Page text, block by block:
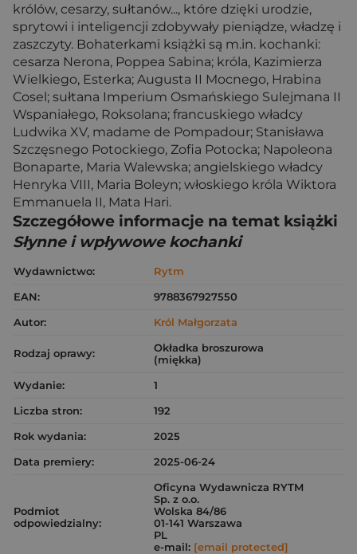
królów, cesarzy, sułtanów..., które dzięki urodzie,
sprytowi i inteligencji zdobywały pieniądze, władzę i
zaszczyty. Bohaterkami książki są m.in. kochanki:
cesarza Nerona, Poppea Sabina; króla, Kazimierza
Wielkiego, Esterka; Augusta II Mocnego, Hrabina
Cosel; sułtana Imperium Osmańskiego Sulejmana II
Wspaniałego, Roksolana; francuskiego władcy
Ludwika XV, madame de Pompadour; Stanisława
Szczęsnego Potockiego, Zofia Potocka; Napoleona
Bonaparte, Maria Walewska; angielskiego władcy
Henryka VIII, Maria Boleyn; włoskiego króla Wiktora
Emmanuela II, Mata Hari.
Szczegółowe informacje na temat książki
Słynne i wpływowe kochanki
Wydawnictwo:
Rytm
EAN:
9788367927550
Autor:
Król Małgorzata
Rodzaj oprawy:
Okładka broszurowa
(miękka)
Wydanie:
1
Liczba stron:
192
Rok wydania:
2025
Data premiery:
2025-06-24
Podmiot
odpowiedzialny:
Oficyna Wydawnicza RYTM
Sp. z o.o.
Wolska 84/86
01-141 Warszawa
PL
e-mail: [email protected]